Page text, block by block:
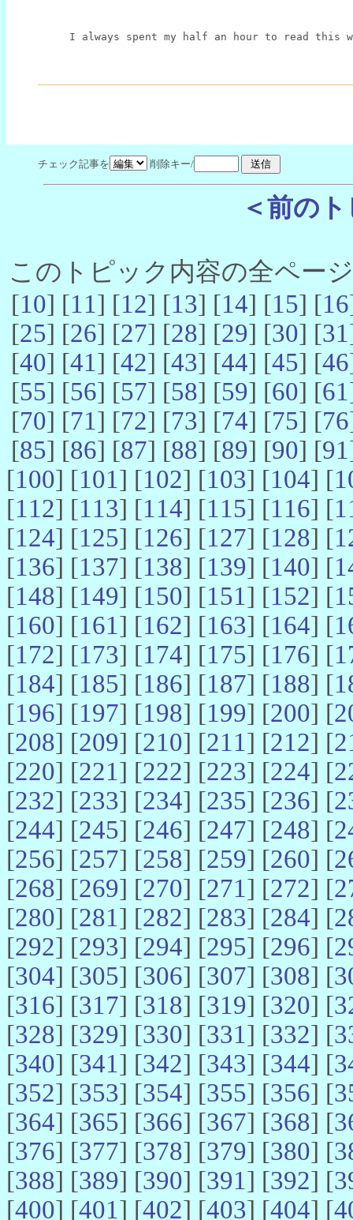
I always spent my half an hour to read
チェック記事を 削除キー/
＜前の
このトピック内容の全ペー
[10] [11] [12] [13] [14] [15] [16
[25] [26] [27] [28] [29] [30] [31
[40] [41] [42] [43] [44] [45] [46
[55] [56] [57] [58] [59] [60] [61
[70] [71] [72] [73] [74] [75] [76
[85] [86] [87] [88] [89] [90] [91
[100] [101] [102] [103] [104] [
[112] [113] [114] [115] [116] [
[124] [125] [126] [127] [128] [
[136] [137] [138] [139] [140] [
[148] [149] [150] [151] [152] [
[160] [161] [162] [163] [164] [
[172] [173] [174] [175] [176] [
[184] [185] [186] [187] [188] [
[196] [197] [198] [199] [200] [
[208] [209] [210] [211] [212] [
[220] [221] [222] [223] [224] [
[232] [233] [234] [235] [236] [
[244] [245] [246] [247] [248] [
[256] [257] [258] [259] [260] [
[268] [269] [270] [271] [272] [
[280] [281] [282] [283] [284] [
[292] [293] [294] [295] [296] [
[304] [305] [306] [307] [308] [
[316] [317] [318] [319] [320] [
[328] [329] [330] [331] [332] [
[340] [341] [342] [343] [344] [
[352] [353] [354] [355] [356] [
[364] [365] [366] [367] [368] [
[376] [377] [378] [379] [380] [
[388] [389] [390] [391] [392] [
[400] [401] [402] [403] [404] [